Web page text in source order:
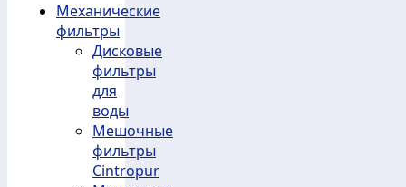
Механические
фильтры
Дисковые
фильтры
для
воды
Мешочные
фильтры
Cintropur